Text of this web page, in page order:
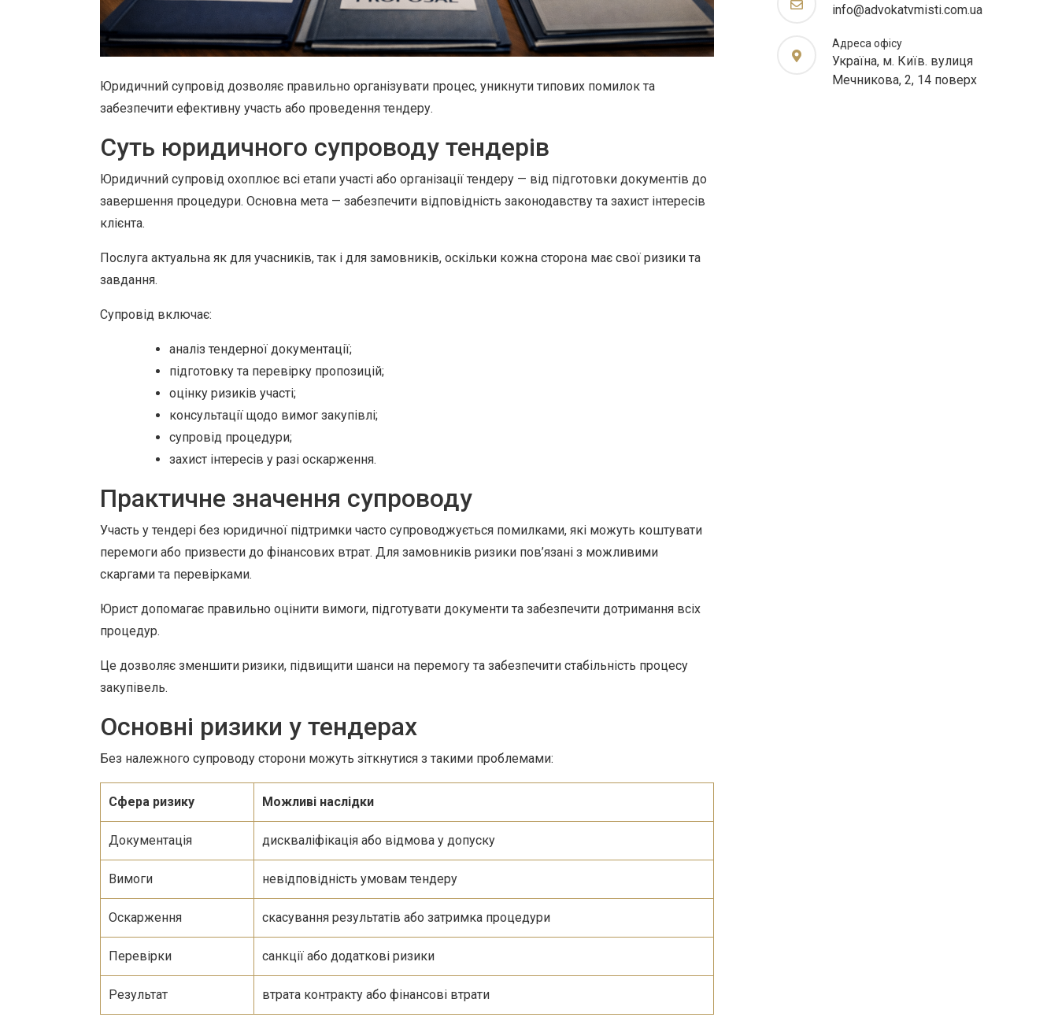
Юридичний супровід дозволяє правильно організувати процес, уникнути типових помилок та
забезпечити ефективну участь або проведення тендеру.
Суть юридичного супроводу тендерів
Юридичний супровід охоплює всі етапи участі або організації тендеру — від підготовки документів до
завершення процедури. Основна мета — забезпечити відповідність законодавству та захист інтересів
клієнта.
Послуга актуальна як для учасників, так і для замовників, оскільки кожна сторона має свої ризики та
завдання.
Супровід включає:
аналіз тендерної документації;
підготовку та перевірку пропозицій;
оцінку ризиків участі;
консультації щодо вимог закупівлі;
супровід процедури;
захист інтересів у разі оскарження.
Практичне значення супроводу
Участь у тендері без юридичної підтримки часто супроводжується помилками, які можуть коштувати
перемоги або призвести до фінансових втрат. Для замовників ризики пов’язані з можливими
скаргами та перевірками.
Юрист допомагає правильно оцінити вимоги, підготувати документи та забезпечити дотримання всіх
процедур.
Це дозволяє зменшити ризики, підвищити шанси на перемогу та забезпечити стабільність процесу
закупівель.
Основні ризики у тендерах
Без належного супроводу сторони можуть зіткнутися з такими проблемами:
Сфера ризику Можливі наслідки
Документація дискваліфікація або відмова у допуску
Вимоги невідповідність умовам тендеру
Оскарження скасування результатів або затримка процедури
Перевірки санкції або додаткові ризики
Результат втрата контракту або фінансові втрати
info@advokatvmisti.com.ua
Адреса офісу
Україна, м. Київ. вулиця
Мечникова, 2, 14 поверх